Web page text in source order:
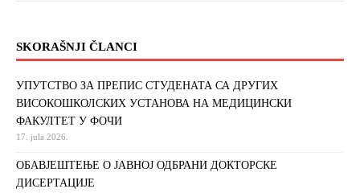
SKORAŠNJI ČLANCI
УПУТСТВО ЗА ПРЕПИС СТУДЕНАТА СА ДРУГИХ
ВИСОКОШКОЛСКИХ УСТАНОВА НА МЕДИЦИНСКИ
ФАКУЛТЕТ У ФОЧИ
17. jula 2026.
ОБАВЈЕШТЕЊЕ О ЈАВНОЈ ОДБРАНИ ДОКТОРСКЕ
ДИСЕРТАЦИЈЕ